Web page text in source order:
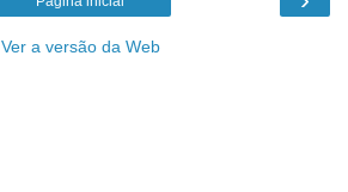
Ver a versão da Web